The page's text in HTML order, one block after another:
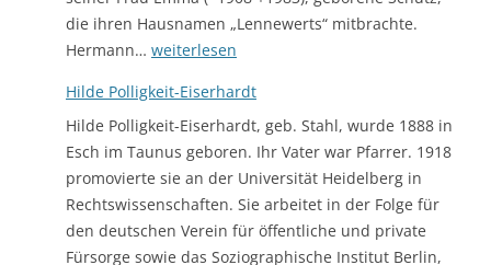
die ihren Hausnamen „Lennewerts“ mitbrachte.
Hermann… Herrmann
weiterlesen
Hilde Polligkeit-Eiserhardt
Hilde Polligkeit-Eiserhardt, geb. Stahl, wurde 1888 in
Esch im Taunus geboren. Ihr Vater war Pfarrer. 1918
promovierte sie an der Universität Heidelberg in
Rechtswissenschaften. Sie arbeitet in der Folge für
den deutschen Verein für öffentliche und private
Fürsorge sowie das Soziographische Institut Berlin,